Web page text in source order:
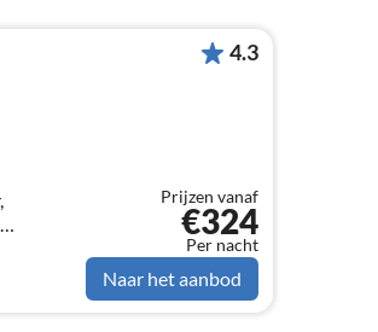
4.3
Prijzen vanaf
€324
Per nacht
Naar het aanbod